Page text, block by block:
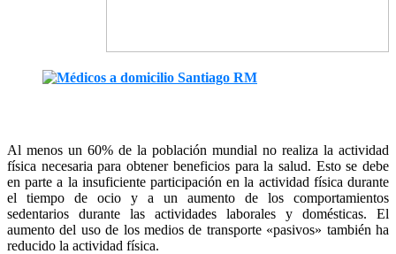
Al menos un 60% de la población mundial no realiza la actividad
física necesaria para obtener beneficios para la salud. Esto se debe
en parte a la insuficiente participación en la actividad física durante
el tiempo de ocio y a un aumento de los comportamientos
sedentarios durante las actividades laborales y domésticas. El
aumento del uso de los medios de transporte «pasivos» también ha
reducido la actividad física.